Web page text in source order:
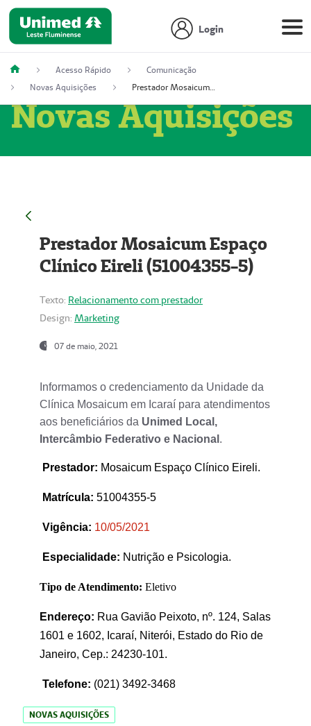
Login
Acesso Rápido
Comunicação
Novas Aquisições
Prestador Mosaicum Espaço Clínico Eireli (51004355-5)
Novas Aquisições
Prestador Mosaicum Espaço
Clínico Eireli (51004355-5)
Texto: Relacionamento com prestador
Design: Marketing
07 de maio, 2021
Informamos o credenciamento da Unidade da
Clínica Mosaicum em Icaraí para atendimentos
aos beneficiários da Unimed Local,
Intercâmbio Federativo e Nacional .
Prestador: Mosaicum Espaço Clínico Eireli.
Matrícula: 51004355-5
Vigência: 10/05/2021
Especialidade: Nutrição e Psicologia.
Tipo de Atendimento: Eletivo
Endereço: Rua Gavião Peixoto, nº. 124, Salas
1601 e 1602, Icaraí, Niterói, Estado do Rio de
Janeiro, Cep.: 24230-101.
Telefone: (021) 3492-3468
NOVAS AQUISIÇÕES